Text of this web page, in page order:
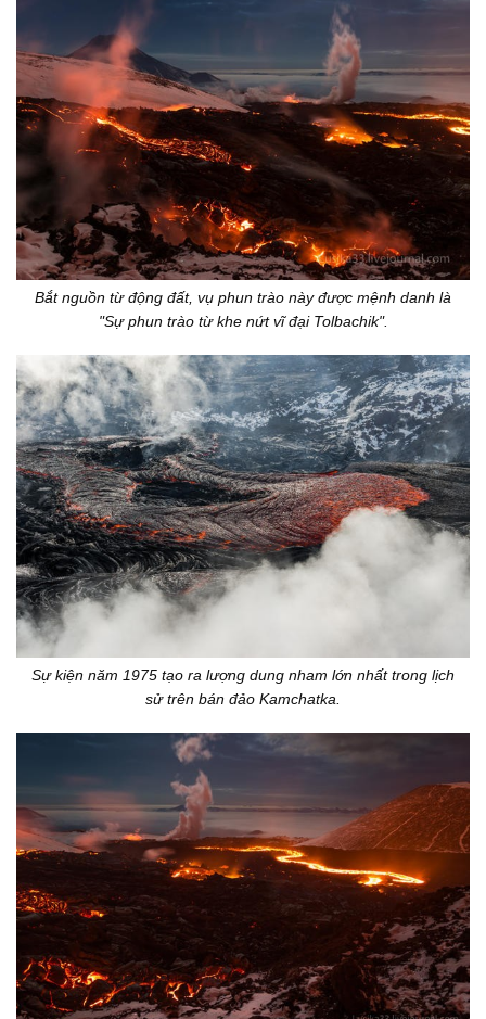
Bắt nguồn từ động đất, vụ phun trào này được mệnh danh là
"Sự phun trào từ khe nứt vĩ đại Tolbachik".
Sự kiện năm 1975 tạo ra lượng dung nham lớn nhất trong lịch
sử trên bán đảo Kamchatka.